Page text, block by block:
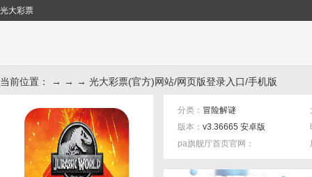
光大彩票
当前位置： → → → 光大彩票(官方)网站/网页版登录入口/手机版
分类： 冒险解谜
版本： v3.36665 安卓版
pa旗舰厅首页官网：